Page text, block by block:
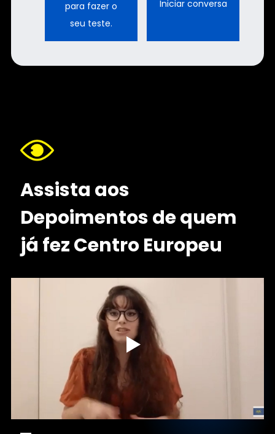
para fazer o
seu teste.
Iniciar conversa
Assista aos
Depoimentos dequem
já fezCentro Europeu